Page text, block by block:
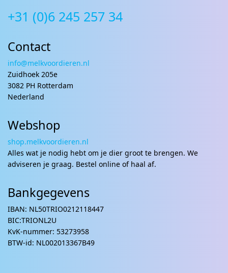
+31 (0)6 245 257 34
Contact
info@melkvoordieren.nl
Zuidhoek 205e
3082 PH Rotterdam
Nederland
Webshop
shop.melkvoordieren.nl
Alles wat je nodig hebt om je dier groot te brengen. We
adviseren je graag. Bestel online of haal af.
Bankgegevens
IBAN: NL50TRIO0212118447
BIC:TRIONL2U
KvK-nummer: 53273958
BTW-id: NL002013367B49